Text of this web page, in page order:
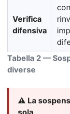
Tabella 2 —
diverse
Verifica
difensiva
⚠️ La
sola